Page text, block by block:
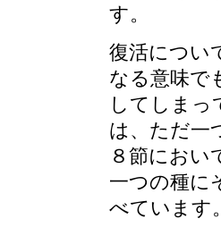
す。
復活につい
なる意味で
してしまっ
は、ただ一
８節におい
一つの種に
べています